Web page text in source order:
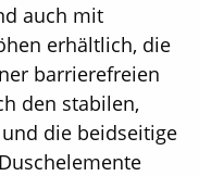
auch mit
erhältlich, die
barrierefreien
den stabilen,
die beidseitige